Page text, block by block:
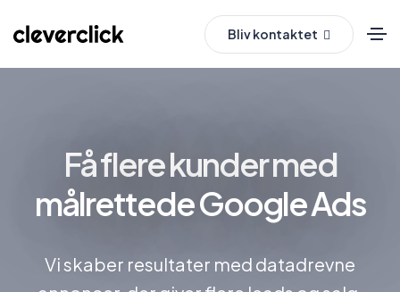
Bliv kontaktet
Få flere kunder med
målrettede Google Ads
Vi skaber resultater med datadrevne